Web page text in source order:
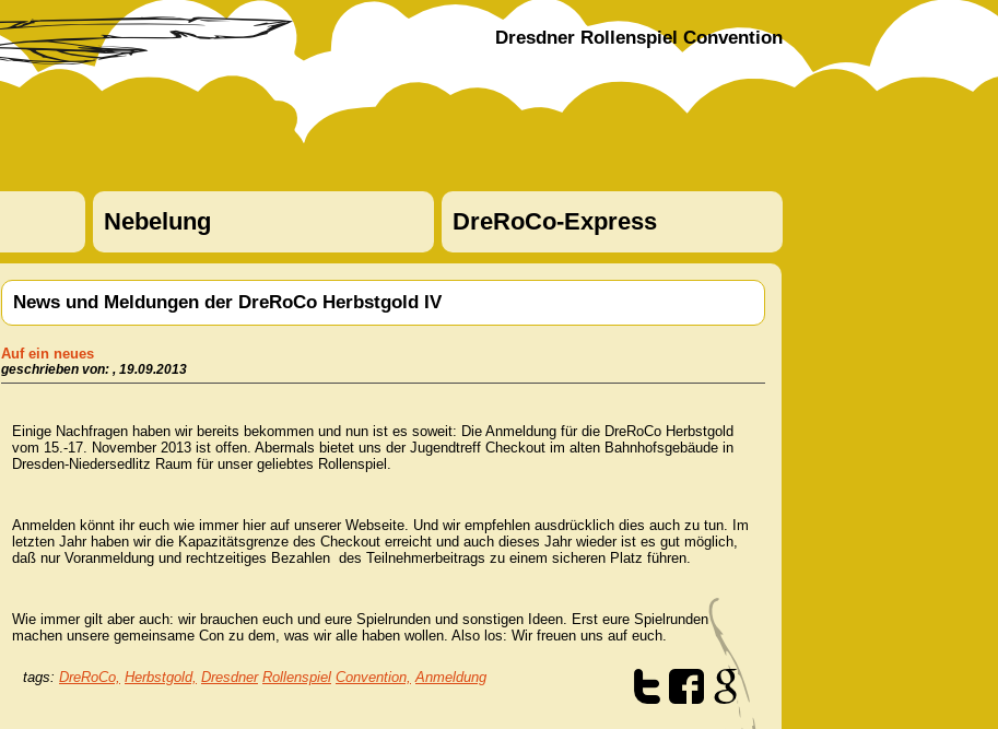
Dresdner Rollenspiel Convention
Nebelung DreRoCo-Express
News und Meldungen der DreRoCo Herbstgold IV
Auf ein neues
geschrieben von: , 19.09.2013
Einige Nachfragen haben wir bereits bekommen und nun ist es soweit: Die Anmeldung für die DreRoCo Herbstgold
vom 15.-17. November 2013 ist offen. Abermals bietet uns der Jugendtreff Checkout im alten Bahnhofsgebäude in
Dresden-Niedersedlitz Raum für unser geliebtes Rollenspiel.
Anmelden könnt ihr euch wie immer hier auf unserer Webseite. Und wir empfehlen ausdrücklich dies auch zu tun. Im
letzten Jahr haben wir die Kapazitätsgrenze des Checkout erreicht und auch dieses Jahr wieder ist es gut möglich,
daß nur Voranmeldung und rechtzeitiges Bezahlen des Teilnehmerbeitrags zu einem sicheren Platz führen.
Wie immer gilt aber auch: wir brauchen euch und eure Spielrunden und sonstigen Ideen. Erst eure Spielrunden
machen unsere gemeinsame Con zu dem, was wir alle haben wollen. Also los: Wir freuen uns auf euch.
tags: DreRoCo, Herbstgold, Dresdner Rollenspiel Convention, Anmeldung